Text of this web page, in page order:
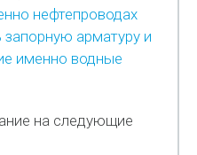
нефтепроводах
арматуру и
именно водные
на следующие